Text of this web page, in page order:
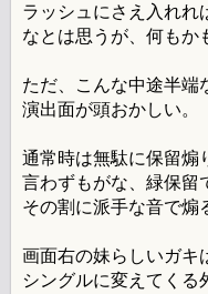
ラッシュにさえ入れれ
なとは思うが、何もか
ただ、こんな中途半端
演出面が頭おかしい。
通常時は無駄に保留煽
言わずもがな、緑保留
その割に派手な音で煽
画面右の妹らしいガキ
シングルに変えてくる